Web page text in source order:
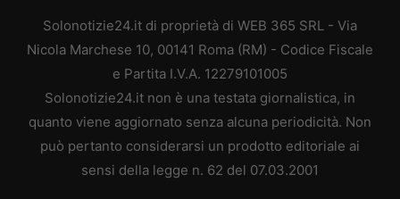
Solonotizie24.it di proprietà di WEB 365 SRL - Via
Nicola Marchese 10, 00141 Roma (RM) - Codice Fiscale
e Partita I.V.A. 12279101005
Solonotizie24.it non è una testata giornalistica, in
quanto viene aggiornato senza alcuna periodicità. Non
può pertanto considerarsi un prodotto editoriale ai
sensi della legge n. 62 del 07.03.2001